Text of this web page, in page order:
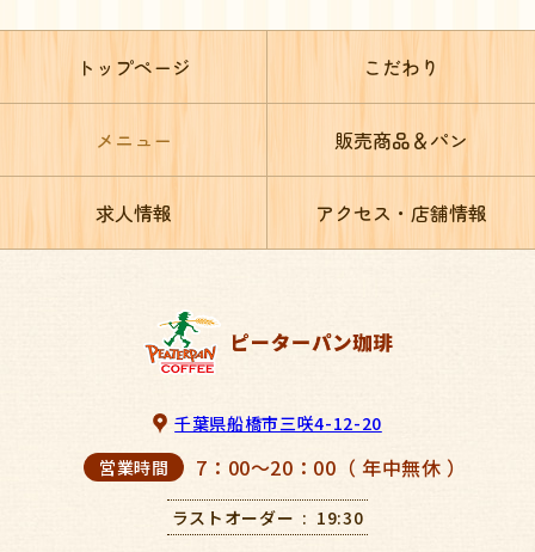
トップページ こだわり
メニュー 販売商品＆パン
求人情報 アクセス・店舗情報
千葉県船橋市三咲4-12-20
営業時間
7：00～20：00（ 年中無休 ）
ラストオーダー 19:30